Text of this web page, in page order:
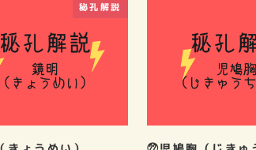
秘孔解説